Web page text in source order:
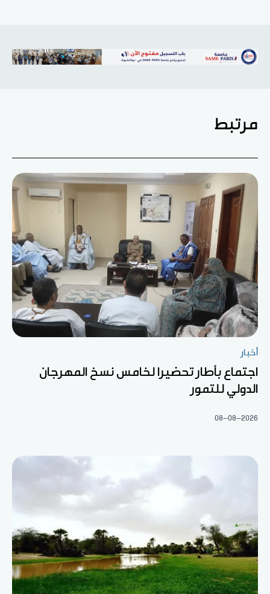
مرتبط
أخبار
اجتماع بأطار تحضيرا لخامس نسخ المهرجان
الدولي للتمور
08-08-2026